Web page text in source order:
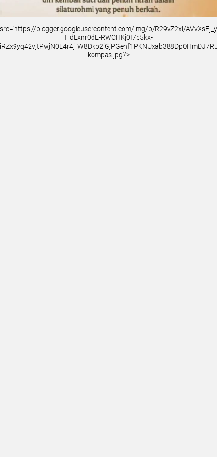
src='https://blogger.googleusercontent.com/img/b/R29vZ2xl/
I_dExnr0dE-RWCHKj0I7b5kx-
kompas.jpg'/>